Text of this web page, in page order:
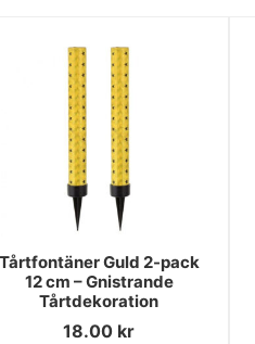
Tårtfontäner Guld 2-pack
12 cm – Gnistrande
Tårtdekoration
18.00 kr